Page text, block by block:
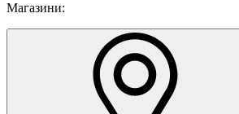
Магазини: